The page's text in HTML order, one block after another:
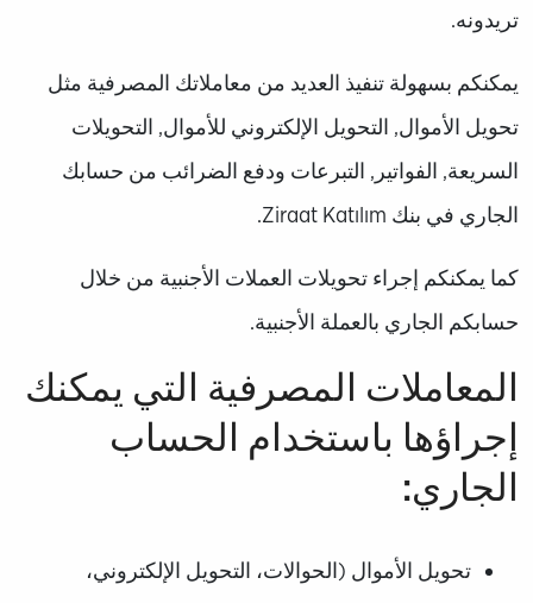
تريدونه.
يمكنكم بسهولة تنفيذ العديد من معاملاتك المصرفية مثل
تحويل الأموال, التحويل الإلكتروني للأموال, التحويلات
السريعة, الفواتير, التبرعات ودفع الضرائب من حسابك
الجاري في بنك Ziraat Katılım.
كما يمكنكم إجراء تحويلات العملات الأجنبية من خلال
حسابكم الجاري بالعملة الأجنبية.
المعاملات المصرفية التي يمكنك
إجراؤها باستخدام الحساب
الجاري:
تحويل الأموال (الحوالات، التحويل الإلكتروني،